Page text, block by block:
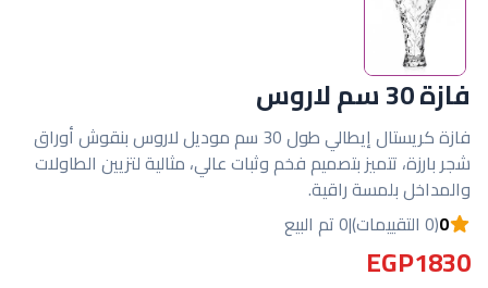
فازة 30 سم لاروس
فازة كريستال إيطالي طول 30 سم موديل لاروس بنقوش أوراق
شجر بارزة، تتميز بتصميم فخم وثبات عالي، مثالية لتزيين الطاولات
والمداخل بلمسة راقية.
0(0 التقييمات) |0 تم البيع
EGP1830